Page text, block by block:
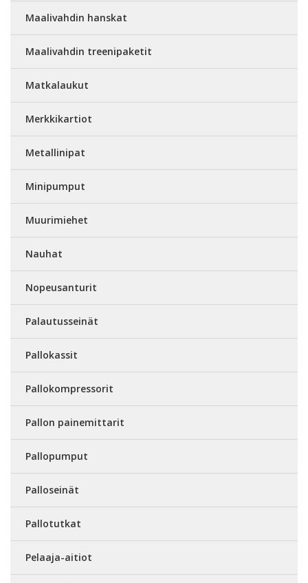
Maalivahdin hanskat
Maalivahdin treenipaketit
Matkalaukut
Merkkikartiot
Metallinipat
Minipumput
Muurimiehet
Nauhat
Nopeusanturit
Palautusseinät
Pallokassit
Pallokompressorit
Pallon painemittarit
Pallopumput
Palloseinät
Pallotutkat
Pelaaja-aitiot